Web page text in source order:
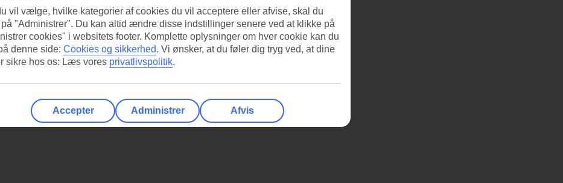
vil vælge, hvilke kategorier af cookies du vil acceptere eller afvise, skal du
på "Administrer". Du kan altid ændre disse indstillinger senere ved at klikke på
cookies" i websitets footer. Komplette oplysninger om hver cookie kan du
denne side: Cookies og sikkerhed. Vi ønsker, at du føler dig tryg ved, at dine
sikre hos os: Læs vores privatlivspolitik.
Accepter Administrer Afvis